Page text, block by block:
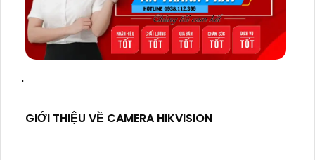
'
GIỚI THIỆU VỀ CAMERA HIKVISION